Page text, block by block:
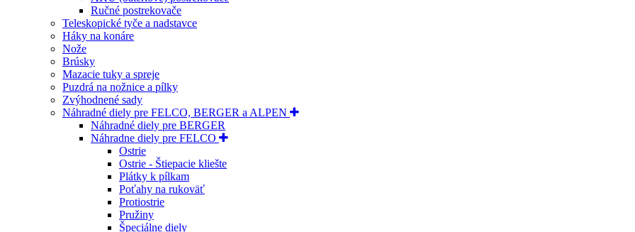
Ručné postrekovače
Teleskopické tyče a nadstavce
Háky na konáre
Nože
Brúsky
Mazacie tuky a spreje
Puzdrá na nožnice a pílky
Zvýhodnené sady
Náhradné diely pre FELCO, BERGER a ALPEN
Náhradné diely pre BERGER
Náhradne diely pre FELCO
Ostrie
Ostrie - Štiepacie kliešte
Plátky k pílkam
Poťahy na rukoväť
Protiostrie
Pružiny
Špeciálne diely